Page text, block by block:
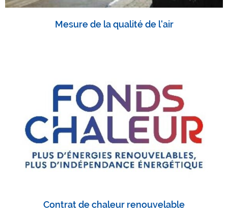
Mesure de la qualité de l'air
Contrat de chaleur renouvelable